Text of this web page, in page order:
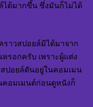
ได้มากขึ้น ซึ่งมันก็ไม่ได้
ราวสปอยล์มิได้มาจาก
รอกครับ เพราะผู้แต่ง
ปอยล์ดันอยู่ในคอมเมน
คอมเมนต์ก่อนดูหนังก็